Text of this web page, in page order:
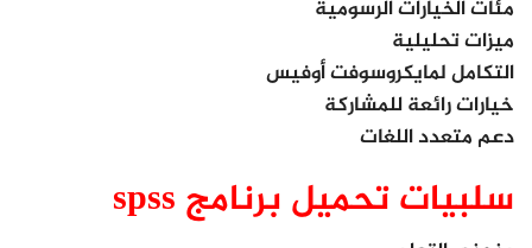
مئات الخيارات الرسومية
ميزات تحليلية
التكامل لمايكروسوفت أوفيس
خيارات رائعة للمشاركة
دعم متعدد اللغات
سلبيات تحميل برنامج spss